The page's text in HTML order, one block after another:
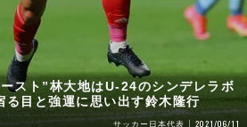
スト”林大地はU-24のシンデレラボ
目と強運に思い出す鈴木隆行
サッカー日本代表 2021/06/11